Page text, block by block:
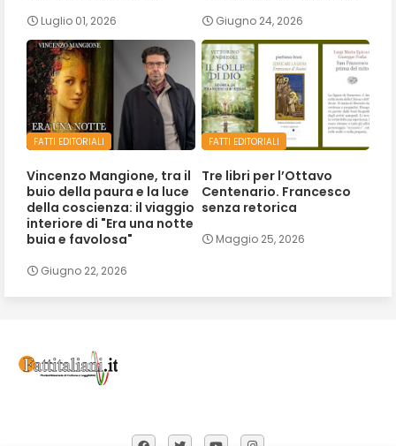
Luglio 01, 2026 Giugno 24, 2026
FATTI EDITORIALI
Vincenzo Mangione, tra il
buio della paura e la luce
della coscienza: il viaggio
interiore di "Era una notte
buia e favolosa"
Giugno 22, 2026
FATTI EDITORIALI
Tre libri per l’Ottavo
Centenario. Francesco
senza retorica
Maggio 25, 2026